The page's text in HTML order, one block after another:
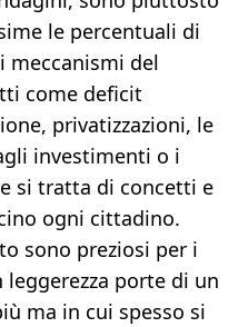
le percentuali di
meccanismi del
come deficit
privatizzazioni, le
investimenti o i
si tratta di concetti e
ogni cittadino.
sono preziosi per i
leggerezza porte di un
ma in cui spesso si